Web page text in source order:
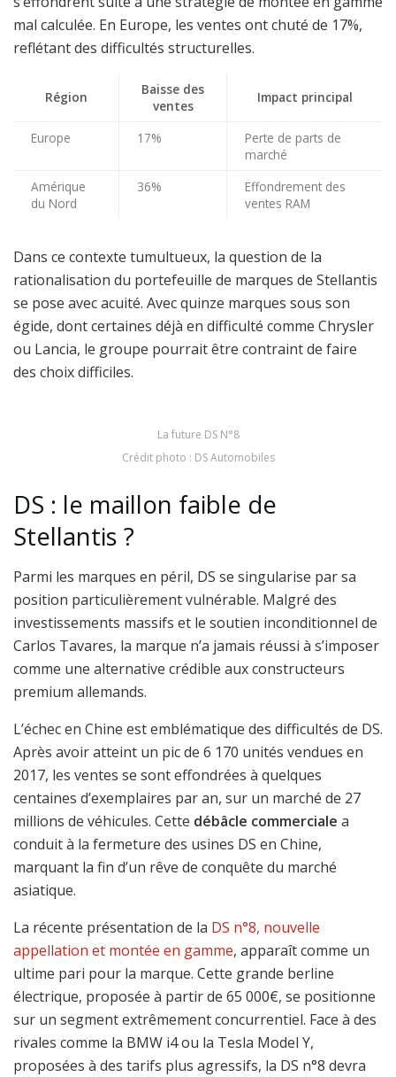
mal calculée. En Europe, les ventes ont chuté de 17%,
reflétant des difficultés structurelles.
Région
Baisse des
ventes
Impact principal
Europe 17%
Perte de parts de
marché
Amérique
du Nord
36%
Effondrement des
ventes RAM
Dans ce contexte tumultueux, la question de la
rationalisation du portefeuille de marques de Stellantis
se pose avec acuité. Avec quinze marques sous son
égide, dont certaines déjà en difficulté comme Chrysler
ou Lancia, le groupe pourrait être contraint de faire
des choix difficiles.
La future DS N°8
Crédit photo : DS Automobiles
DS : le maillon faible de
Stellantis ?
Parmi les marques en péril, DS se singularise par sa
position particulièrement vulnérable. Malgré des
investissements massifs et le soutien inconditionnel de
Carlos Tavares, la marque n’a jamais réussi à s’imposer
comme une alternative crédible aux constructeurs
premium allemands.
L’échec en Chine est emblématique des difficultés de DS.
Après avoir atteint un pic de 6 170 unités vendues en
2017, les ventes se sont effondrées à quelques
centaines d’exemplaires par an, sur un marché de 27
millions de véhicules. Cette débâcle commerciale a
conduit à la fermeture des usines DS en Chine,
marquant la fin d’un rêve de conquête du marché
asiatique.
La récente présentation de la DS n°8, nouvelle
appellation et montée en gamme, apparaît comme un
ultime pari pour la marque. Cette grande berline
électrique, proposée à partir de 65 000€, se positionne
sur un segment extrêmement concurrentiel. Face à des
rivales comme la BMW i4 ou la Tesla Model Y,
proposées à des tarifs plus agressifs, la DS n°8 devra